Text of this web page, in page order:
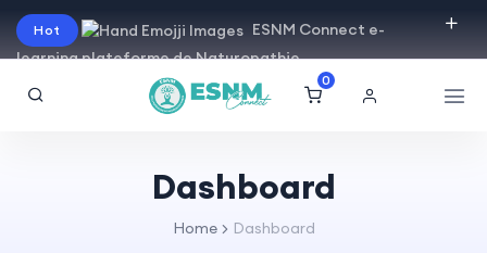
Hot
ESNM Connect e-
learning plateforme de Naturopathie
0
Dashboard
Home Dashboard